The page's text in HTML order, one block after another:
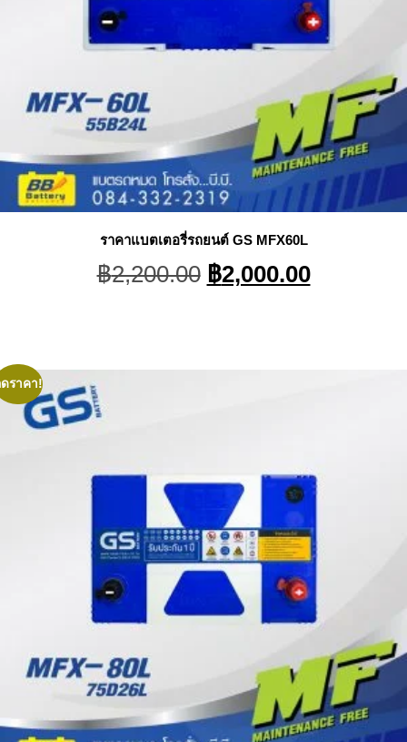
ราคาแบตเตอรี่รถยนต์ GS MFX60L
฿2,200.00 Original
price
฿2,000.00Current
price
ราคา!